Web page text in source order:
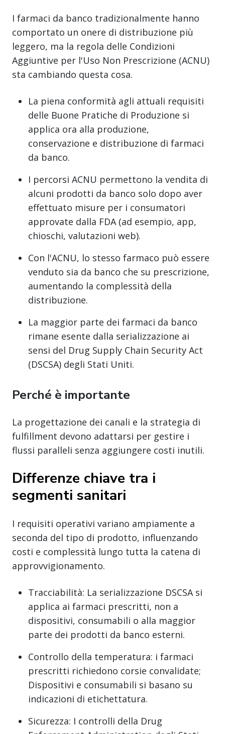
I farmaci da banco tradizionalmente hanno
comportato un onere di distribuzione più
leggero, ma la regola delle Condizioni
Aggiuntive per l'Uso Non Prescrizione (ACNU)
sta cambiando questa cosa.
La piena conformità agli attuali requisiti
delle Buone Pratiche di Produzione si
applica ora alla produzione,
conservazione e distribuzione di farmaci
da banco.
I percorsi ACNU permettono la vendita di
alcuni prodotti da banco solo dopo aver
effettuato misure per i consumatori
approvate dalla FDA (ad esempio, app,
chioschi, valutazioni web).
Con l'ACNU, lo stesso farmaco può essere
venduto sia da banco che su prescrizione,
aumentando la complessità della
distribuzione.
La maggior parte dei farmaci da banco
rimane esente dalla serializzazione ai
sensi del Drug Supply Chain Security Act
(DSCSA) degli Stati Uniti.
Perché è importante
La progettazione dei canali e la strategia di
fulfillment devono adattarsi per gestire i
flussi paralleli senza aggiungere costi inutili.
Differenze chiave tra i
segmenti sanitari
I requisiti operativi variano ampiamente a
seconda del tipo di prodotto, influenzando
costi e complessità lungo tutta la catena di
approvvigionamento.
Tracciabilità: La serializzazione DSCSA si
applica ai farmaci prescritti, non a
dispositivi, consumabili o alla maggior
parte dei prodotti da banco esterni.
Controllo della temperatura: i farmaci
prescritti richiedono corsie convalidate;
Dispositivi e consumabili si basano su
indicazioni di etichettatura.
Sicurezza: I controlli della Drug